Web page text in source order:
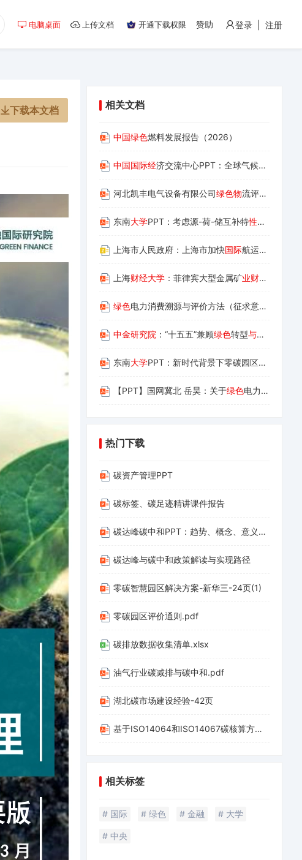
电脑桌面 上传文档 开通下载权限 赞助 登录 | 注册
下载本文档 相关文档
中国绿色燃料发展报告（2026）
中国国际经济交流中心PPT：全球气候治
河北凯丰电气设备有限公司绿色物流评价报告
东南大学PPT：考虑源-荷-储互补特性的
上海市人民政府：上海市加快国际航运中心建设“十五五”规划
上海财经大学 ：菲律宾大型金属矿业财政制度改革
绿色电力消费溯源与评价方法（征求意见稿）
中金研究院 ：“十五五”兼顾绿色转型与经
东南大学PPT：新时代背景下零碳园区建设的原
【PPT】国网冀北 岳昊：关于绿色电力驱动
热门下载
碳资产管理PPT
碳标签、碳足迹精讲课件报告
碳达峰碳中和PPT：趋势、概念、意义、路径与探索（碳达峰碳中和相关内容介绍及减污降碳的路径解读）(1)
碳达峰与碳中和政策解读与实现路径
零碳智慧园区解决方案-新华三-24页(1)
零碳园区评价通则.pdf
碳排放数据收集清单.xlsx
油气行业碳减排与碳中和.pdf
湖北碳市场建设经验-42页
基于ISO14064和ISO14067碳核算方法应用-20220312-山西科城能源环境创新研究院-39页.pdf
相关标签
# 国际 # 绿色 # 金融 # 大学
# 中央